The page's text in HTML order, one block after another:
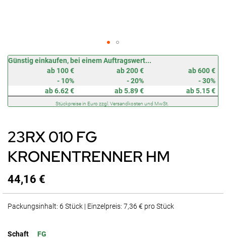
Günstig einkaufen, bei einem Auftragswert...
ab 100 €
ab 200 €
ab 600 €
- 10%
- 20%
- 30%
ab 6.62 €
ab 5.89 € ab 5.15 €
Stückpreise in Euro zzgl. Versandkosten und MwSt.
23RX 010 FG
KRONENTRENNER HM
44,16 €
Packungsinhalt: 6 Stück | Einzelpreis: 7,36 € pro Stück
Schaft FG
Zum
Anfang
springen